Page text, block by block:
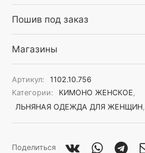
Пошив под заказ
Магазины
Артикул:
1102.10.756
Категории:
КИМОНО ЖЕНСКОЕ,
ЛЬНЯНАЯ ОДЕЖДА ДЛЯ ЖЕНЩИН,
Поделиться